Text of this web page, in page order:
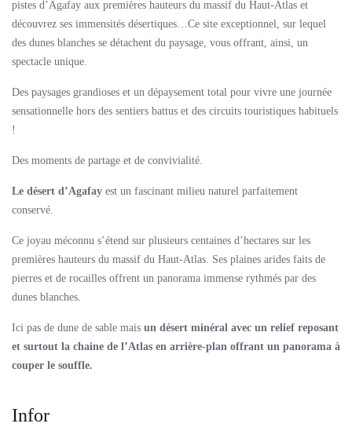
pistes d’Agafay aux premières hauteurs du massif du Haut-Atlas et
découvrez ses immensités désertiques…Ce site exceptionnel, sur lequel
des dunes blanches se détachent du paysage, vous offrant, ainsi, un
spectacle unique.
Des paysages grandioses et un dépaysement total pour vivre une journée
sensationnelle hors des sentiers battus et des circuits touristiques habituels
!
Des moments de partage et de convivialité.
Le désert d’Agafay est un fascinant milieu naturel parfaitement
conservé.
Ce joyau méconnu s’étend sur plusieurs centaines d’hectares sur les
premières hauteurs du massif du Haut-Atlas. Ses plaines arides faits de
pierres et de rocailles offrent un panorama immense rythmés par des
dunes blanches.
Ici pas de dune de sable mais un désert minéral avec un relief reposant
et surtout la chaine de l’Atlas en arrière-plan offrant un panorama à
couper le souffle.
Infor